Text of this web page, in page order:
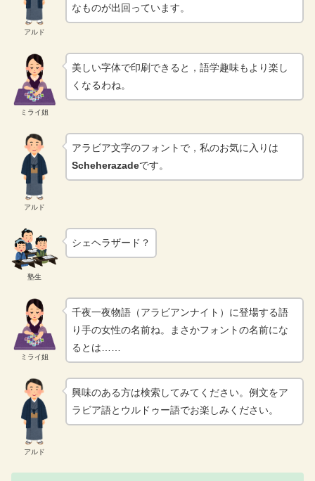
アルド
なものが出回っています。
ミライ姐
美しい字体で印刷できると，語学趣味もより楽し
くなるわね。
アルド
アラビア文字のフォントで，私のお気に入りは
Scheherazadeです。
塾生
シェヘラザード？
ミライ姐
千夜一夜物語（アラビアンナイト）に登場する語
り手の女性の名前ね。まさかフォントの名前にな
るとは……
アルド
興味のある方は検索してみてください。例文をア
ラビア語とウルドゥー語でお楽しみください。